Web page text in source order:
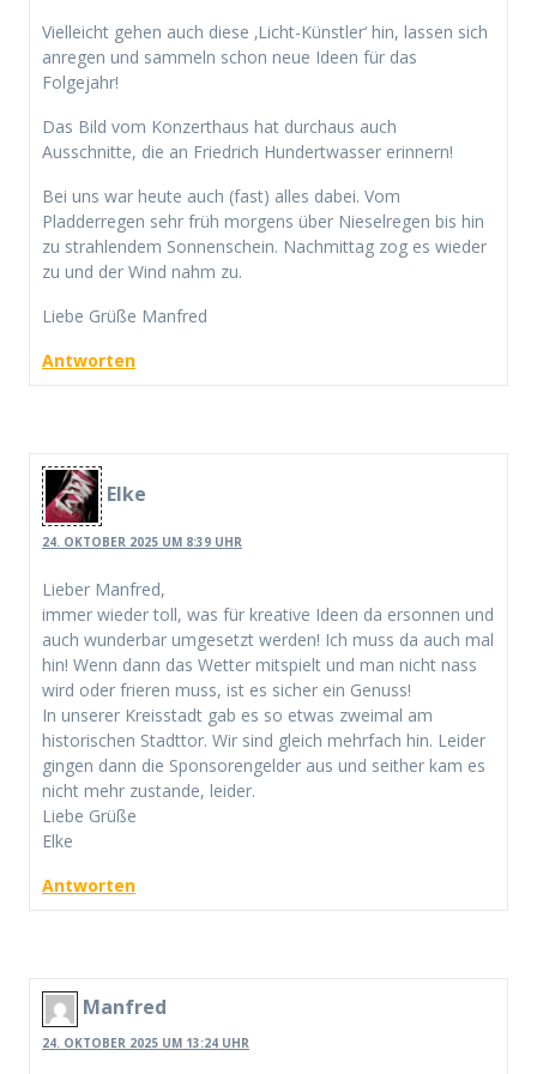
Vielleicht gehen auch diese ‚Licht-Künstler‘ hin, lassen sich
anregen und sammeln schon neue Ideen für das
Folgejahr!
Das Bild vom Konzerthaus hat durchaus auch
Ausschnitte, die an Friedrich Hundertwasser erinnern!
Bei uns war heute auch (fast) alles dabei. Vom
Pladderregen sehr früh morgens über Nieselregen bis hin
zu strahlendem Sonnenschein. Nachmittag zog es wieder
zu und der Wind nahm zu.
Liebe Grüße Manfred
Antworten
Elke
24. OKTOBER 2025 UM 8:39 UHR
Lieber Manfred,
immer wieder toll, was für kreative Ideen da ersonnen und
auch wunderbar umgesetzt werden! Ich muss da auch mal
hin! Wenn dann das Wetter mitspielt und man nicht nass
wird oder frieren muss, ist es sicher ein Genuss!
In unserer Kreisstadt gab es so etwas zweimal am
historischen Stadttor. Wir sind gleich mehrfach hin. Leider
gingen dann die Sponsorengelder aus und seither kam es
nicht mehr zustande, leider.
Liebe Grüße
Elke
Antworten
Manfred
24. OKTOBER 2025 UM 13:24 UHR